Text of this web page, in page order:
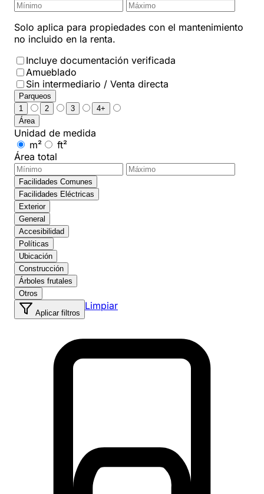
Solo aplica para propiedades con el mantenimiento
no incluido en la renta.
Incluye documentación verificada
Amueblado
Sin intermediario / Venta directa
Parqueos
1
2 3
4+
Área
Unidad de medida
m²
ft²
Área total
Facilidades Comunes
Facilidades Eléctricas
Exterior
General
Accesibilidad
Políticas
Ubicación
Construcción
Árboles frutales
Otros
Aplicar filtros
Limpiar